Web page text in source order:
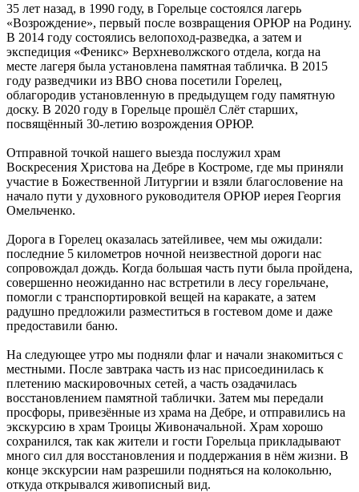
35 лет назад, в 1990 году, в Горельце состоялся лагерь
«Возрождение», первый после возвращения ОРЮР на Родину.
В 2014 году состоялись велопоход-разведка, а затем и
экспедиция «Феникс» Верхневолжского отдела, когда на
месте лагеря была установлена памятная табличка. В 2015
году разведчики из ВВО снова посетили Горелец,
облагородив установленную в предыдущем году памятную
доску. В 2020 году в Горельце прошёл Слёт старших,
посвящённый 30-летию возрождения ОРЮР.
Отправной точкой нашего выезда послужил храм
Воскресения Христова на Дебре в Костроме, где мы приняли
участие в Божественной Литургии и взяли благословение на
начало пути у духовного руководителя ОРЮР иерея Георгия
Омельченко.
Дорога в Горелец оказалась затейливее, чем мы ожидали:
последние 5 километров ночной неизвестной дороги нас
сопровождал дождь. Когда большая часть пути была пройдена,
совершенно неожиданно нас встретили в лесу горельчане,
помогли с транспортировкой вещей на каракате, а затем
радушно предложили разместиться в гостевом доме и даже
предоставили баню.
На следующее утро мы подняли флаг и начали знакомиться с
местными. После завтрака часть из нас присоединилась к
плетению маскировочных сетей, а часть озадачилась
восстановлением памятной таблички. Затем мы передали
просфоры, привезённые из храма на Дебре, и отправились на
экскурсию в храм Троицы Живоначальной. Храм хорошо
сохранился, так как жители и гости Горельца прикладывают
много сил для восстановления и поддержания в нём жизни. В
конце экскурсии нам разрешили подняться на колокольню,
откуда открывался живописный вид.